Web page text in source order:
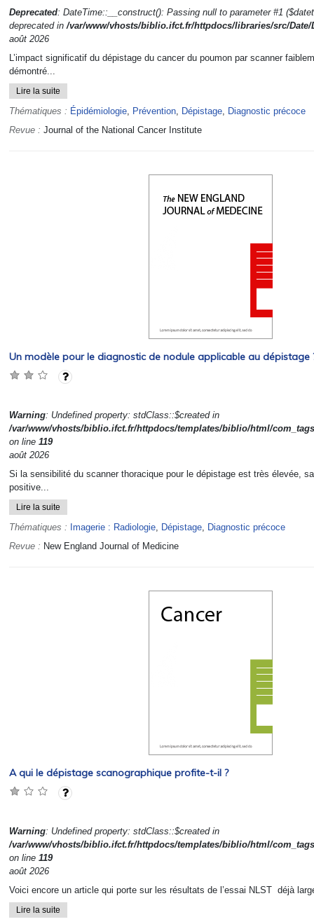
Deprecated: DateTime::__construct(): Passing null to parameter #1
deprecated in/var/www/vhosts/biblio.ifct.fr/httpdocs/libraries/src/Date/
août 2026
L’impact significatif du dépistage du cancer du poumon par scanner
démontré...
Lire la suite
Thématiques : Épidémiologie, Prévention, Dépistage, Diagnostic précoce
Revue : Journal of the National Cancer Institute
Un modèle pour le diagnostic de nodule applicable au dépistage
Warning: Undefined property: stdClass::$created in
/var/www/vhosts/biblio.ifct.fr/httpdocs/templates/biblio/html/
on line 119
août 2026
Si la sensibilité du scanner thoracique pour le dépistage est très élevée,
positive...
Lire la suite
Thématiques : Imagerie : Radiologie, Dépistage, Diagnostic précoce
Revue : New England Journal of Medicine
A qui le dépistage scanographique profite-t-il ?
Warning: Undefined property: stdClass::$created in
/var/www/vhosts/biblio.ifct.fr/httpdocs/templates/biblio/html/
on line 119
août 2026
Voici encore un article qui porte sur les résultats de l’essai NLST déjà
Lire la suite